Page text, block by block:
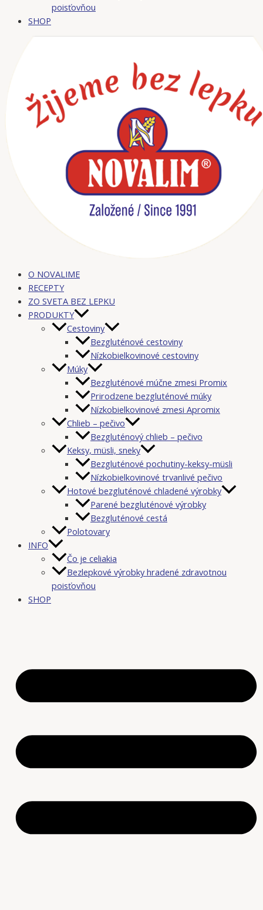
poisťovňou
SHOP
O NOVALIME
RECEPTY
ZO SVETA BEZ LEPKU
PRODUKTY
Cestoviny
Bezgluténové cestoviny
Nízkobielkovinové cestoviny
Múky
Bezgluténové múčne zmesi Promix
Prirodzene bezgluténové múky
Nízkobielkovinové zmesi Apromix
Chlieb – pečivo
Bezgluténový chlieb – pečivo
Keksy, müsli, sneky
Bezgluténové pochutiny-keksy-müsli
Nízkobielkovinové trvanlivé pečivo
Hotové bezgluténové chladené výrobky
Parené bezgluténové výrobky
Bezgluténové cestá
Polotovary
INFO
Čo je celiakia
Bezlepkové výrobky hradené zdravotnou
poisťovňou
SHOP